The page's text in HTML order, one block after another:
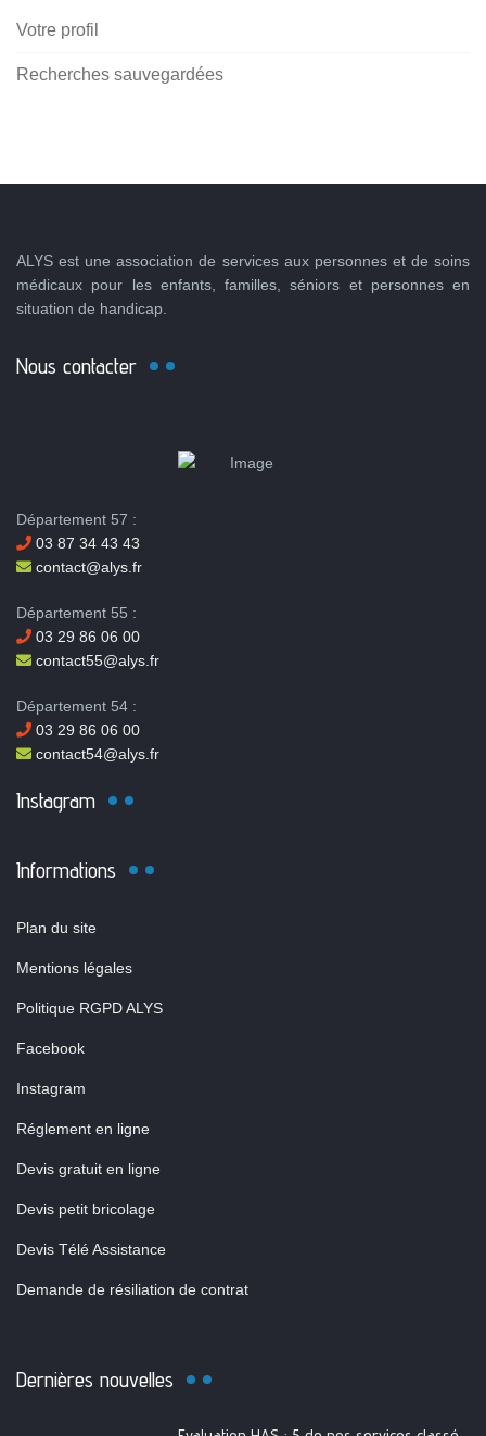
Votre profil
Recherches sauvegardées
ALYS est une association de services aux personnes et de soins
médicaux pour les enfants, familles, séniors et personnes en
situation de handicap.
Nous contacter
Département 57 :
03 87 34 43 43
contact@alys.fr
Département 55 :
03 29 86 06 00
contact55@alys.fr
Département 54 :
03 29 86 06 00
contact54@alys.fr
Instagram
Informations
Plan du site
Mentions légales
Politique RGPD ALYS
Facebook
Instagram
Réglement en ligne
Devis gratuit en ligne
Devis petit bricolage
Devis Télé Assistance
Demande de résiliation de contrat
Dernières nouvelles